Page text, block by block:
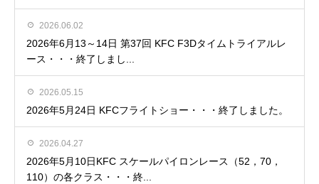
2026.06.02
2026年6月13～14日 第37回 KFC F3Dタイムトライアルレ
ース・・・終了しまし...
2026.05.15
2026年5月24日 KFCフライトショー・・・終了しました。
2026.04.27
2026年5月10日KFC スケールパイロンレース（52，70，
110）の各クラス・・・終...